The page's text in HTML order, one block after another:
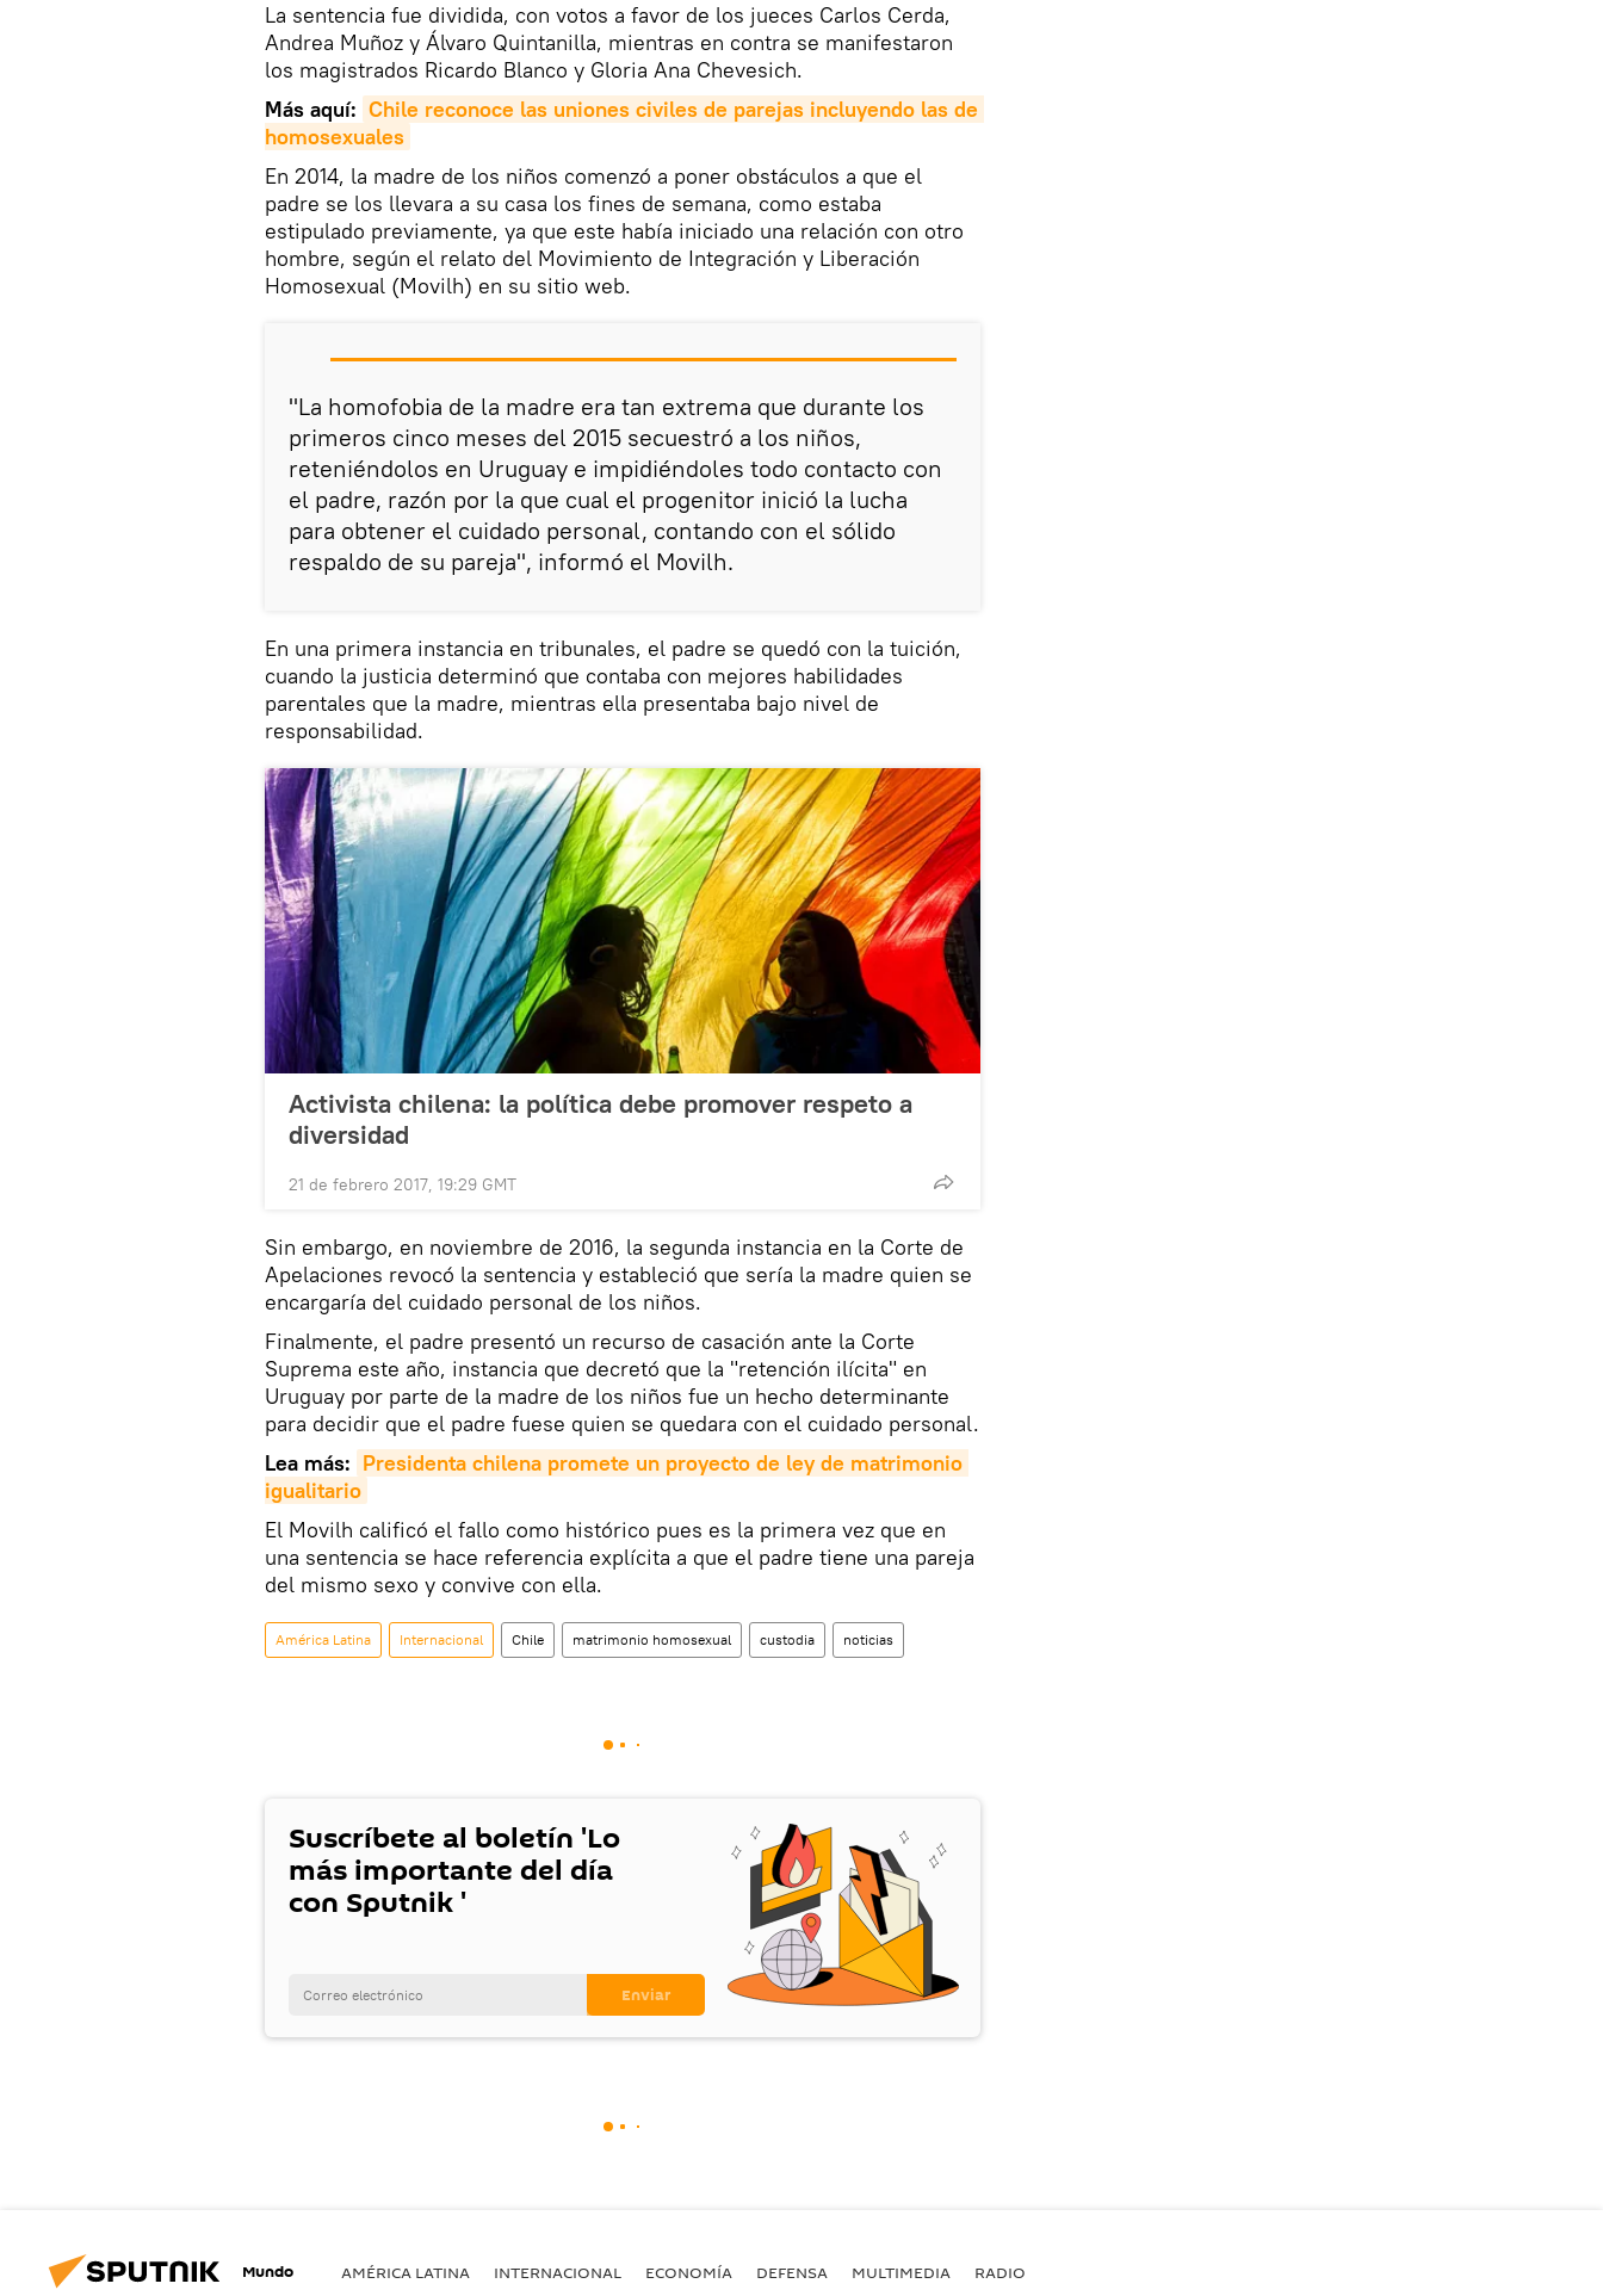
La sentencia fue dividida, con votos a favor de los jueces Carlos Cerda,
Andrea Muñoz y Álvaro Quintanilla, mientras en contra se manifestaron
los magistrados Ricardo Blanco y Gloria Ana Chevesich.
Más aquí: Chile reconoce las uniones civiles de parejas incluyendo las de
homosexuales
En 2014, la madre de los niños comenzó a poner obstáculos a que el
padre se los llevara a su casa los fines de semana, como estaba
estipulado previamente, ya que este había iniciado una relación con otro
hombre, según el relato del Movimiento de Integración y Liberación
Homosexual (Movilh) en su sitio web.
"La homofobia de la madre era tan extrema que durante los
primeros cinco meses del 2015 secuestró a los niños,
reteniéndolos en Uruguay e impidiéndoles todo contacto con
el padre, razón por la que cual el progenitor inició la lucha
para obtener el cuidado personal, contando con el sólido
respaldo de su pareja", informó el Movilh.
En una primera instancia en tribunales, el padre se quedó con la tuición,
cuando la justicia determinó que contaba con mejores habilidades
parentales que la madre, mientras ella presentaba bajo nivel de
responsabilidad.
Activista chilena: la política debe promover respeto a
diversidad
21 de febrero 2017, 19:29 GMT
Sin embargo, en noviembre de 2016, la segunda instancia en la Corte de
Apelaciones revocó la sentencia y estableció que sería la madre quien se
encargaría del cuidado personal de los niños.
Finalmente, el padre presentó un recurso de casación ante la Corte
Suprema este año, instancia que decretó que la "retención ilícita" en
Uruguay por parte de la madre de los niños fue un hecho determinante
para decidir que el padre fuese quien se quedara con el cuidado personal.
Lea más: Presidenta chilena promete un proyecto de ley de matrimonio
igualitario
El Movilh calificó el fallo como histórico pues es la primera vez que en
una sentencia se hace referencia explícita a que el padre tiene una pareja
del mismo sexo y convive con ella.
América Latina Internacional Chile matrimonio homosexual custodia noticias
Suscríbete al boletín 'Lo
más importante del día
con Sputnik '
Mundo AMÉRICA LATINA INTERNACIONAL ECONOMÍA DEFENSA MULTIMEDIA RADIO